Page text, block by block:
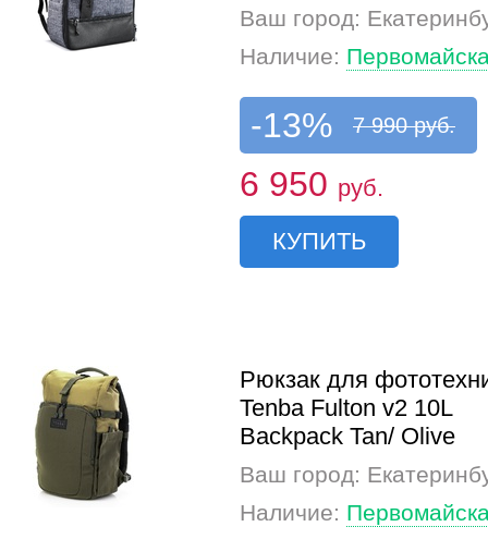
Ваш город:
Наличие:
-13% 7 990 руб.
6 950 руб.
КУПИТЬ
Рюкзак для
Tenba Fulton v2 10L
Backpack Tan/ Olive
Ваш город:
Наличие: